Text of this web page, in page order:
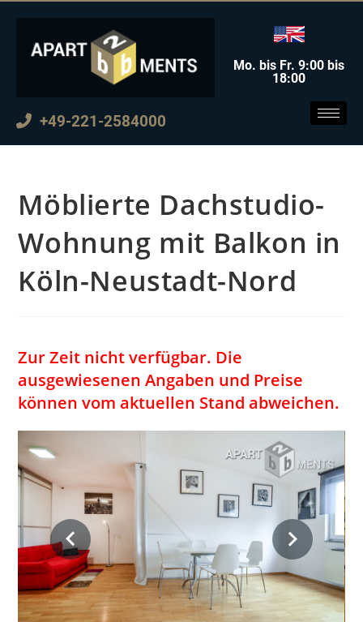
+49-221-2584000
Mo. bis Fr. 9:00 bis
18:00
Möblierte Dachstudio-
Wohnung mit Balkon in
Köln-Neustadt-Nord
Zur Zeit nicht verfügbar. Die
ausgewiesenen Angaben und Preise
können vom aktuellen Stand abweichen.